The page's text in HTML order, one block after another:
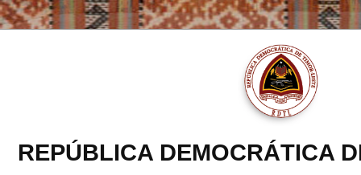
REPÚBLICA DEMOCRÁTICA